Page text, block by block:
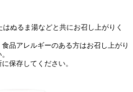
ぬるま湯などと共にお召し上がりく
品アレルギーのある方はお召し上がり
に保存してください。